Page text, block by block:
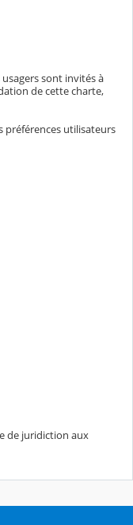
usagers sont invités à
de cette charte,
préférences utilisateurs
de juridiction aux